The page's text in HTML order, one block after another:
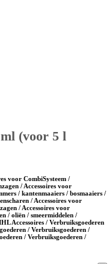
(voor 5 l
voor CombiSysteem /
/ Accessoires voor
/ kantenmaaiers / bosmaaiers /
/ Accessoires voor
/ Accessoires voor
/ oliën / smeermiddelen /
Accessoires / Verbruiksgoederen
/ Verbruiksgoederen /
/ Verbruiksgoederen /